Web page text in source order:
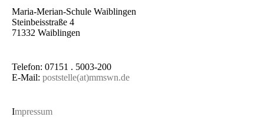
Maria-Merian-Schule Waiblingen
Steinbeisstraße 4
71332 Waiblingen
Telefon: 07151 . 5003-200
E-Mail: poststelle(at)mmswn.de
Impressum